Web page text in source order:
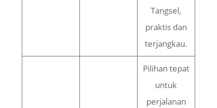
Tangsel,
praktis dan
terjangkau.
Pilihan tepat
untuk
perjalanan